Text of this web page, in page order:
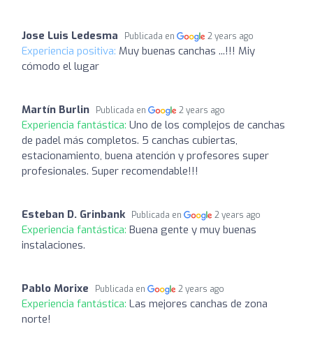
Jose Luis Ledesma Publicada en 2 years ago
Experiencia positiva: Muy buenas canchas ...!!! Miy
cómodo el lugar
Martín Burlin Publicada en 2 years ago
Experiencia fantástica: Uno de los complejos de canchas
de padel más completos. 5 canchas cubiertas,
estacionamiento, buena atención y profesores super
profesionales. Super recomendable!!!
Esteban D. Grinbank Publicada en 2 years ago
Experiencia fantástica: Buena gente y muy buenas
instalaciones.
Pablo Morixe Publicada en 2 years ago
Experiencia fantástica: Las mejores canchas de zona
norte!